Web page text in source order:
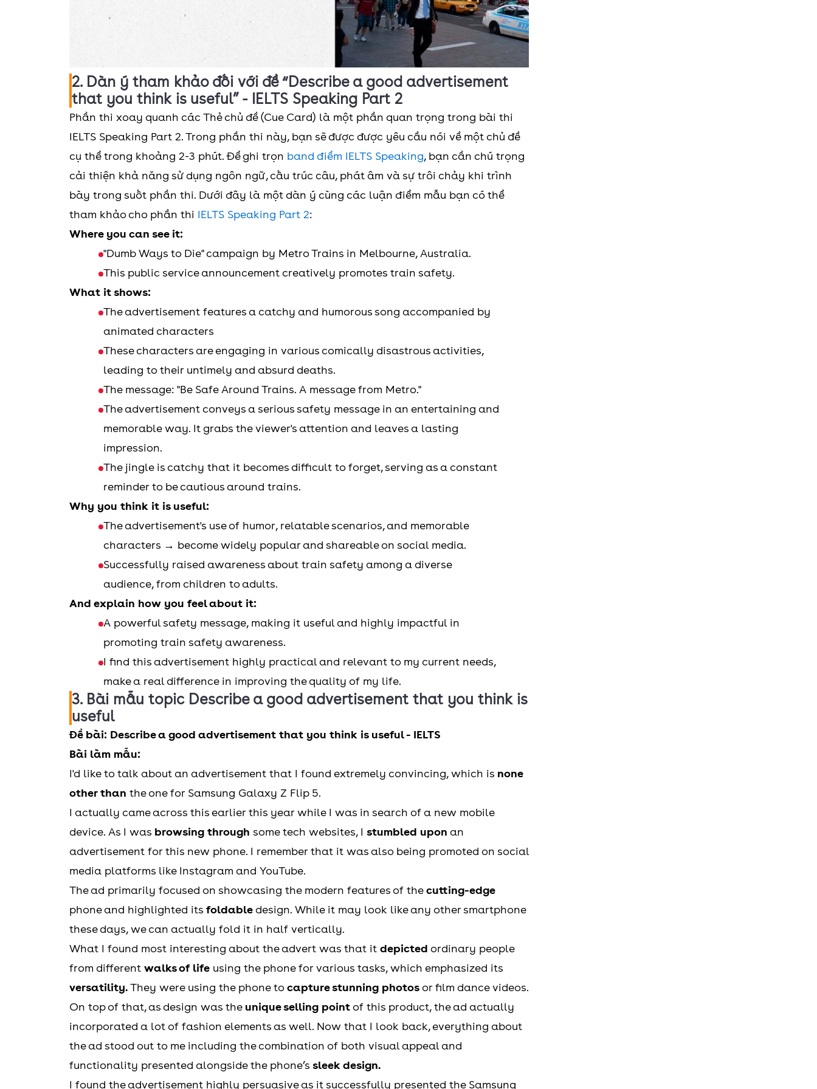
2. Dàn ý tham khảo đối với đề “Describe a good advertisement
that you think is useful” - IELTS Speaking Part 2
Phần thi xoay quanh các Thẻ chủ đề (Cue Card) là một phần quan trọng trong bài thi
IELTS Speaking Part 2. Trong phần thi này, bạn sẽ được được yêu cầu nói về một chủ đề
cụ thể trong khoảng 2-3 phút. Để ghi trọn band điểm IELTS Speaking, bạn cần chú trọng
cải thiện khả năng sử dụng ngôn ngữ, cấu trúc câu, phát âm và sự trôi chảy khi trình
bày trong suốt phần thi. Dưới đây là một dàn ý cùng các luận điểm mẫu bạn có thể
tham khảo cho phần thi IELTS Speaking Part 2:
Where you can see it:
"Dumb Ways to Die" campaign by Metro Trains in Melbourne, Australia.
This public service announcement creatively promotes train safety.
What it shows:
The advertisement features a catchy and humorous song accompanied by
animated characters
These characters are engaging in various comically disastrous activities,
leading to their untimely and absurd deaths.
The message: "Be Safe Around Trains. A message from Metro."
The advertisement conveys a serious safety message in an entertaining and
memorable way. It grabs the viewer's attention and leaves a lasting
impression.
The jingle is catchy that it becomes difficult to forget, serving as a constant
reminder to be cautious around trains.
Why you think it is useful:
The advertisement's use of humor, relatable scenarios, and memorable
characters → become widely popular and shareable on social media.
Successfully raised awareness about train safety among a diverse
audience, from children to adults.
And explain how you feel about it:
A powerful safety message, making it useful and highly impactful in
promoting train safety awareness.
I find this advertisement highly practical and relevant to my current needs,
make a real difference in improving the quality of my life.
3. Bài mẫu topic Describe a good advertisement that you think is
useful
Đề bài: Describe a good advertisement that you think is useful - IELTS
Bài làm mẫu:
I'd like to talk about an advertisement that I found extremely convincing, which is none
other than the one for Samsung Galaxy Z Flip 5.
I actually came across this earlier this year while I was in search of a new mobile
device. As I was browsing through some tech websites, I stumbled upon an
advertisement for this new phone. I remember that it was also being promoted on social
media platforms like Instagram and YouTube.
The ad primarily focused on showcasing the modern features of thecutting-edge
phone and highlighted its foldable design. While it may look like any other smartphone
these days, we can actually fold it in half vertically.
What I found most interesting about the advert was that it depicted ordinary people
from different walks of life using the phone for various tasks, which emphasized its
versatility.They were using the phone tocapture stunning photos or film dance videos.
On top of that, as design was the unique selling point of this product, the ad actually
incorporated a lot of fashion elements as well. Now that I look back, everything about
the ad stood out to me including the combination of both visual appeal and
functionality presented alongside the phone’s sleek design.
I found the advertisement highly persuasive as it successfully presented the Samsung